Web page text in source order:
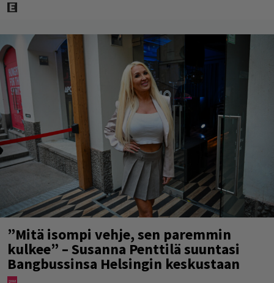
”Mitä isompi vehje, sen paremmin
kulkee” – Susanna Penttilä suuntasi
Bangbussinsa Helsingin keskustaan